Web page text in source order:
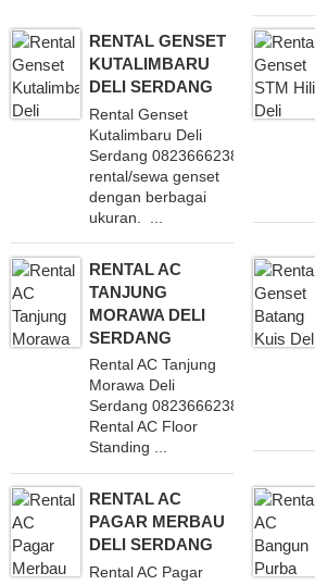
RENTAL GENSET
KUTALIMBARU
DELI SERDANG
Rental Genset
Kutalimbaru Deli
Serdang 082366623838 Melayani
rental/sewa genset
dengan berbagai
ukuran. ...
RENTAL AC
TANJUNG
MORAWA DELI
SERDANG
Rental AC Tanjung
Morawa Deli
Serdang 082366623838 Layani
Rental AC Floor
Standing ...
RENTAL AC
PAGAR MERBAU
DELI SERDANG
Rental AC Pagar